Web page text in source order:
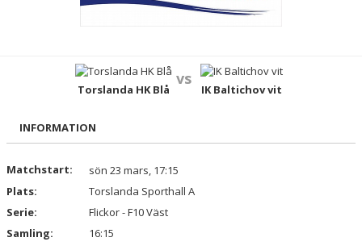
BILDGALLERI
KONTAKT
Torslanda HK Blå
vs
IK Baltichov vit
INFORMATION
Matchstart:
sön 23 mars, 17:15
Plats:
Torslanda Sporthall A
Serie:
Flickor - F10 Väst
Samling:
16:15